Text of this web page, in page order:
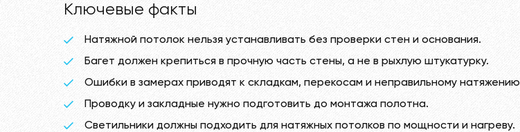
Ключевые факты
Натяжной потолок нельзя устанавливать без проверки стен и основания.
Багет должен крепиться в прочную часть стены, а не в рыхлую штукатурку.
Ошибки в замерах приводят к складкам, перекосам и неправильному
Проводку и закладные нужно подготовить до монтажа полотна.
Светильники должны подходить для натяжных потолков по мощности и нагреву.